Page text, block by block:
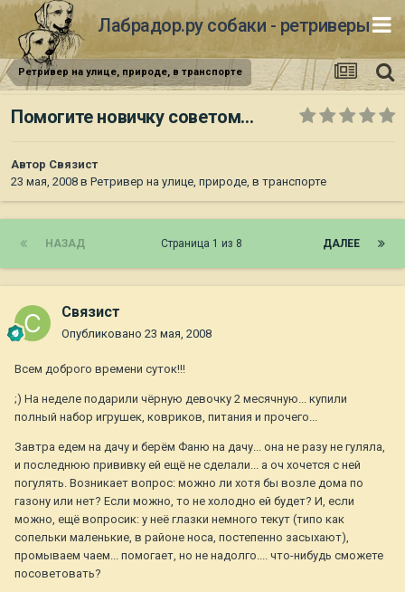
Лабрадор.ру собаки - ретриверы
Ретривер на улице, природе, в транспорте
Помогите новичку советом...
Автор Связист
23 мая, 2008 в Ретривер на улице, природе, в транспорте
НАЗАД ДАЛЕЕ
Страница 1 из 8
Связист
Опубликовано 23 мая, 2008
Всем доброго времени суток!!!
;) На неделе подарили чёрную девочку 2 месячную... купили
полный набор игрушек, ковриков, питания и прочего...
Завтра едем на дачу и берём Фаню на дачу... она не разу не гуляла,
и последнюю прививку ей ещё не сделали... а оч хочется с ней
погулять. Возникает вопрос: можно ли хотя бы возле дома по
газону или нет? Если можно, то не холодно ей будет? И, если
можно, ещё вопросик: у неё глазки немного текут (типо как
сопельки маленькие, в районе носа, постепенно засыхают),
промываем чаем... помогает, но не надолго.... что-нибудь сможете
посоветовать?